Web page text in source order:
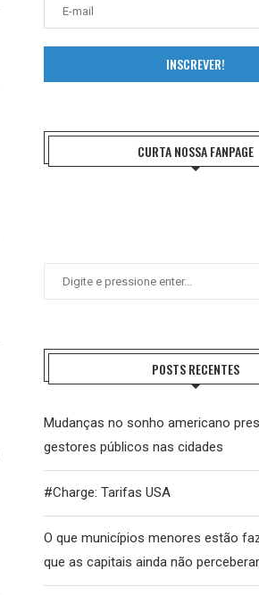
INSCREVER!
CURTA NOSSA FANPAGE
POSTS RECENTES
Mudanças no sonho americano
gestores públicos nas cidades
#Charge: Tarifas USA
O que municípios menores estão
que as capitais ainda não